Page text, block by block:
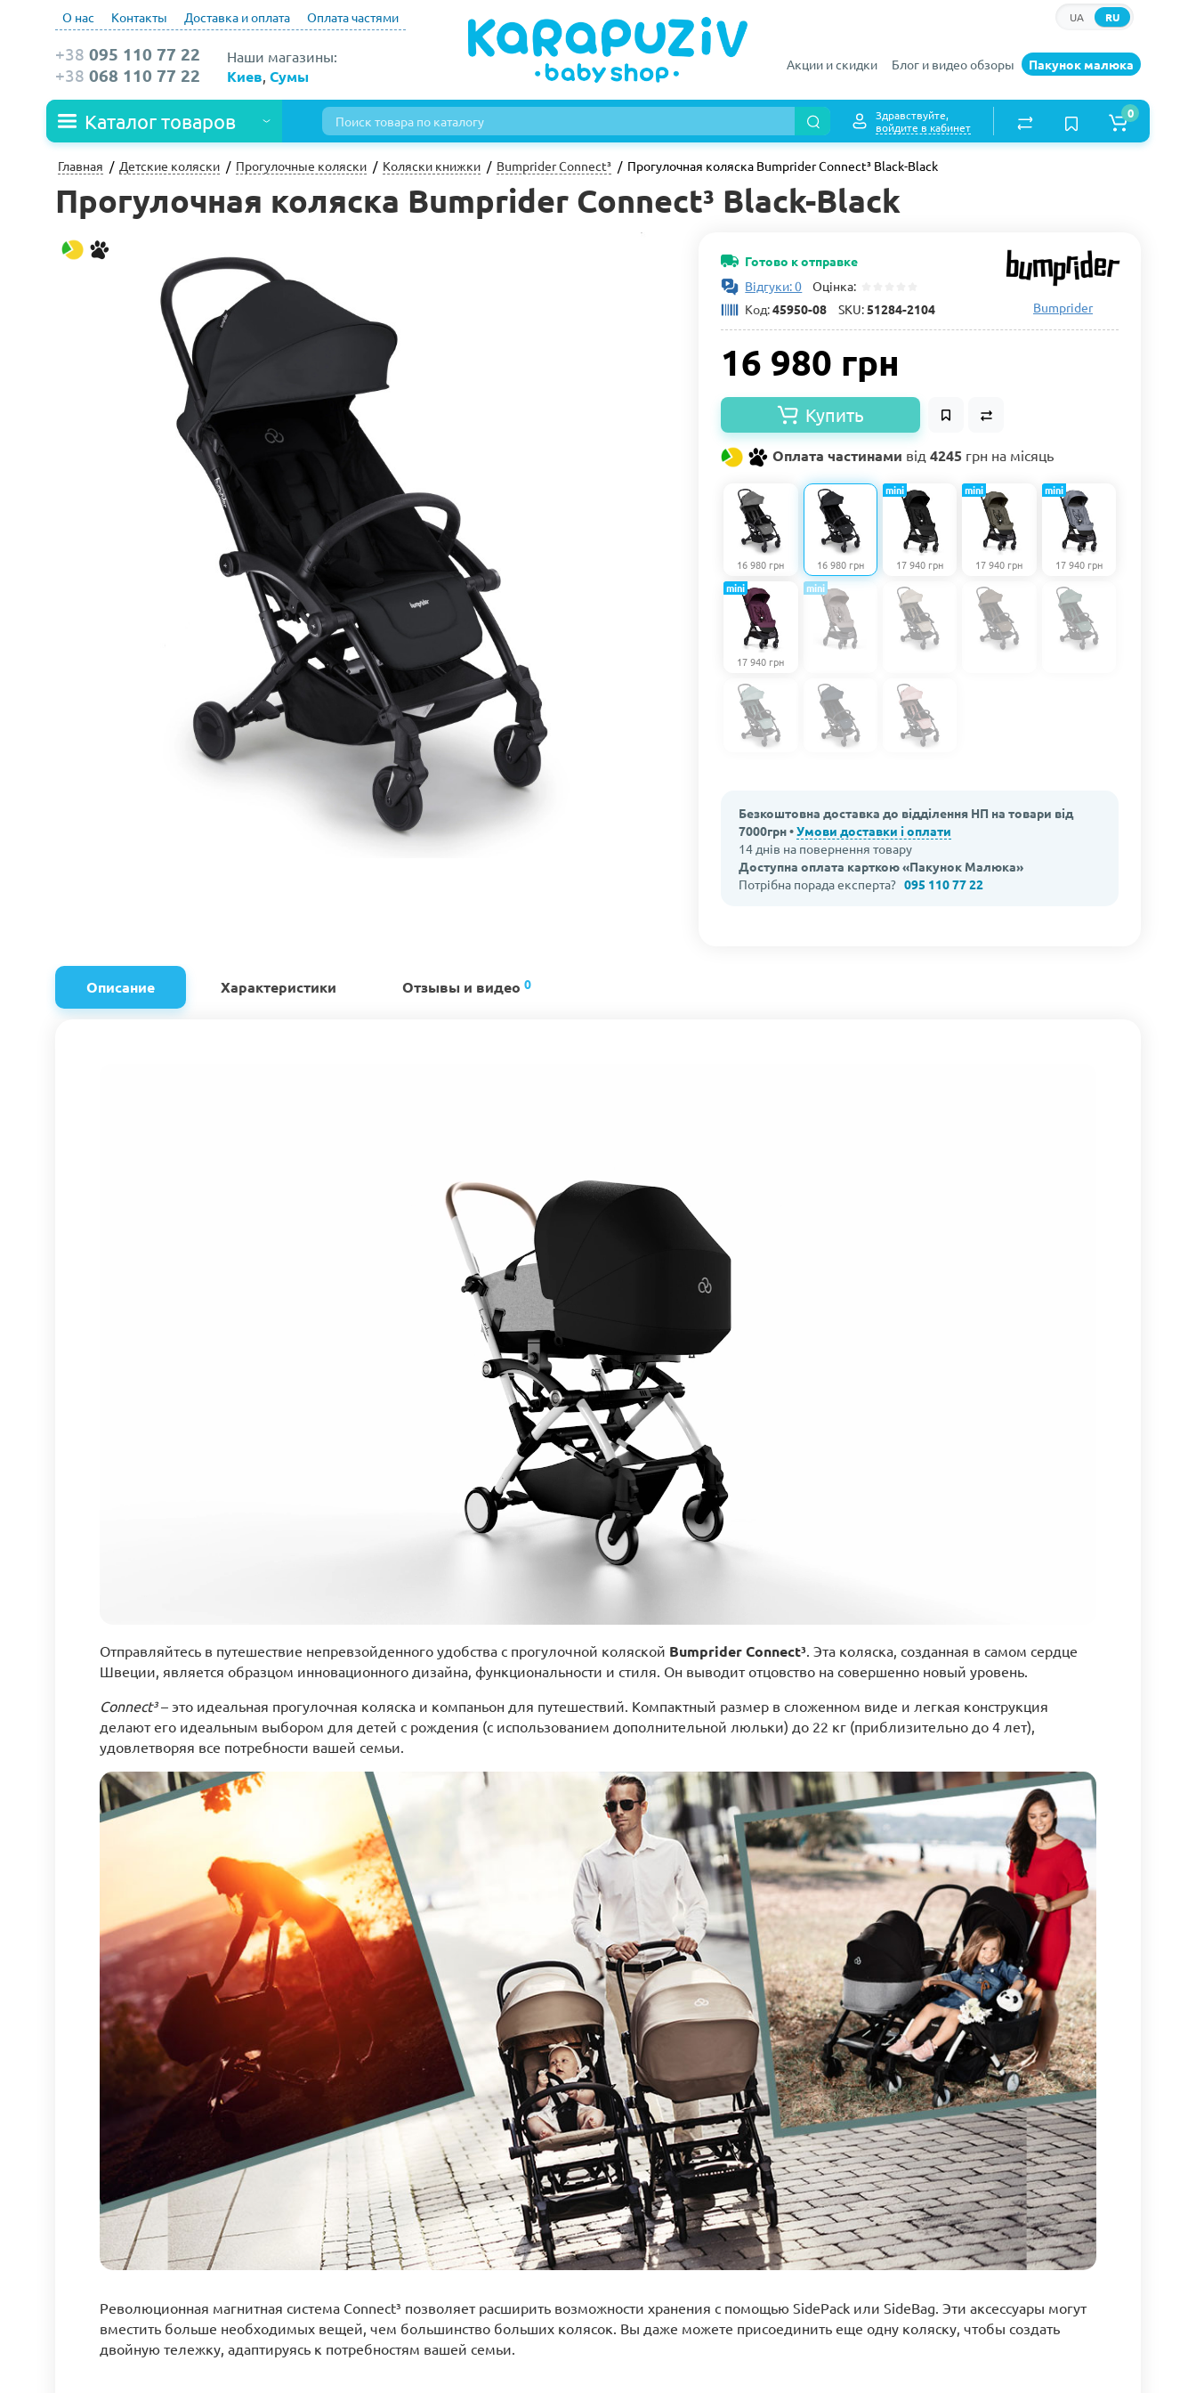
О нас Контакты Доставка и оплата Оплата частями RU
UA
Наши магазины:
Киев Сумы
+38 095 110 77 22
+38 068 110 77 22
Акции и скидки Блог и видео обзоры Пакунок малюка
Каталог товаров
Здравствуйте,
войдите в кабинет
0
Главная Детские коляски Прогулочные коляски Коляски книжки Bumprider Connect³ Прогулочная коляска Bumprider Connect³ Black-Black
Прогулочная коляска Bumprider Connect³ Black-Black
Готово к отправке
Відгуки: 0 Оцінка:
Код:45950-08 SKU:51284-2104 Bumprider
16 980 грн
Купить
Оплата частинами від4245 грн на місяць
mini
16 980 грн 16 980 грн 17 940 грн
mini
17 940 грн
mini
17 940 грн
mini
17 940 грн
mini
Безкоштовна доставка до відділення НП на товари від
7000грн •Умови доставки і оплати
14 днів на повернення товару
Доступна оплата карткою «Пакунок Малюка»
Потрібна порада експерта?095 110 77 22
Описание Характеристики Отзывы и видео 0
Отправляйтесь в путешествие непревзойденного удобства с прогулочной коляской Bumprider Connect³. Эта коляска, созданная в самом сердце
Швеции, является образцом инновационного дизайна, функциональности и стиля. Он выводит отцовство на совершенно новый уровень.
Connect³– это идеальная прогулочная коляска и компаньон для путешествий. Компактный размер в сложенном виде и легкая конструкция
делают его идеальным выбором для детей с рождения (с использованием дополнительной люльки) до 22 кг (приблизительно до 4 лет),
удовлетворяя все потребности вашей семьи.
Революционная магнитная система Connect³ позволяет расширить возможности хранения с помощью SidePack или SideBag. Эти аксессуары могут
вместить больше необходимых вещей, чем большинство больших колясок. Вы даже можете присоединить еще одну коляску, чтобы создать
двойную тележку, адаптируясь к потребностям вашей семьи.